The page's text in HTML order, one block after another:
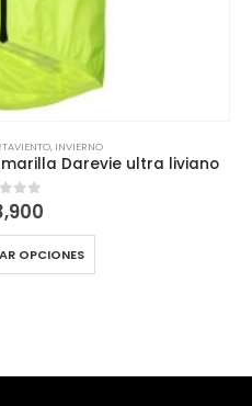
, INVIERNO
Darevie ultra liviano
of 5
OPCIONES